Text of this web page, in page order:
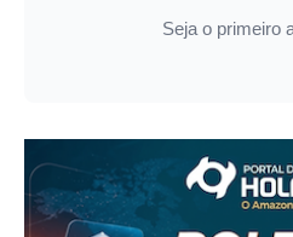
Seja o primeiro